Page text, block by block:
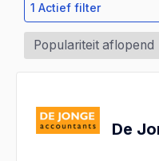
1 Actief filter
De